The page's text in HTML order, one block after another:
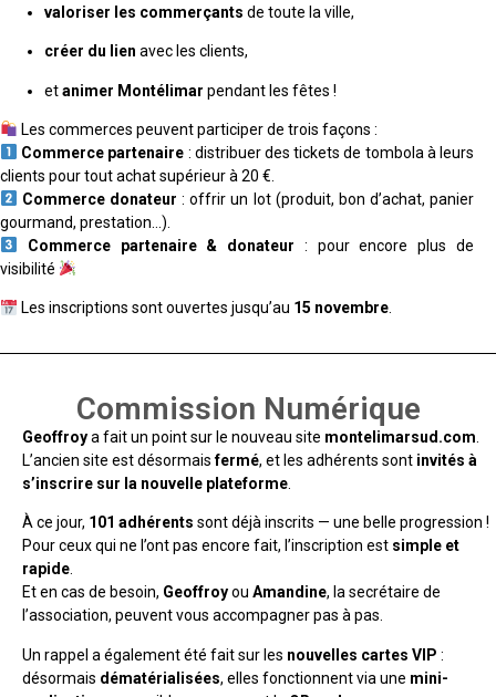
valoriser les commerçants de toute la ville,
créer du lien avec les clients,
etanimer Montélimar pendant les fêtes !
Les commerces peuvent participer de trois façons :
Commerce partenaire : distribuer des tickets de tombola à leurs
clients pour tout achat supérieur à 20 €.
Commerce donateur : offrir un lot (produit, bon d’achat, panier
gourmand, prestation…).
Commerce partenaire & donateur : pour encore plus de
visibilité
Les inscriptions sont ouvertes jusqu’au 15 novembre.
Commission Numérique
Geoffroya fait un point sur le nouveau site montelimarsud.com
L’ancien site est désormaisfermé, et les adhérents sont invités à
s’inscrire sur la nouvelle plateforme
À ce jour, 101 adhérents sont déjà inscrits — une belle progression !
Pour ceux qui ne l’ont pas encore fait, l’inscription est simple et
rapide.
Et en cas de besoin, Geoffroyou Amandine, la secrétaire de
l’association, peuvent vous accompagner pas à pas.
Un rappel a également été fait sur les nouvelles cartes VIP :
désormais dématérialisées, elles fonctionnent via une mini-